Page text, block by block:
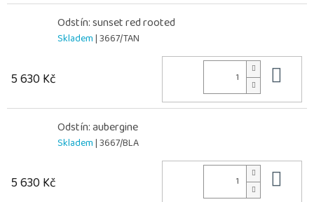
Odstín: sunset red rooted
Skladem| 3667/TAN
5 630 Kč
Odstín: aubergine
Skladem| 3667/BLA
5 630 Kč